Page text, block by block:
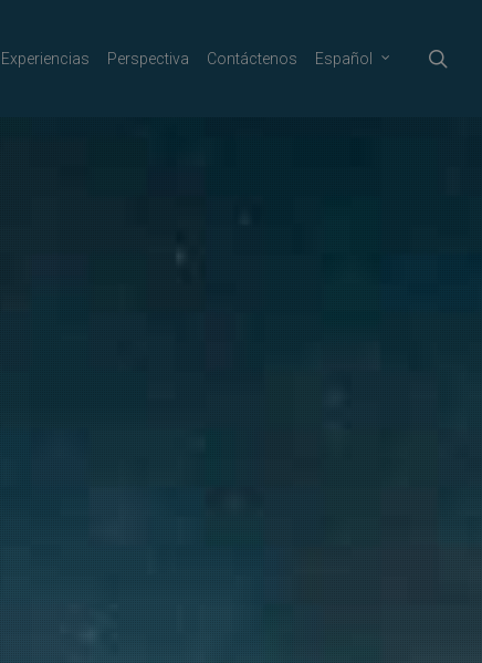
Experiencias Perspectiva Contáctenos Español